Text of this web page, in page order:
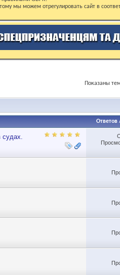
мы можем отрегулировать сайт в
Показаны
Ответов
судах.